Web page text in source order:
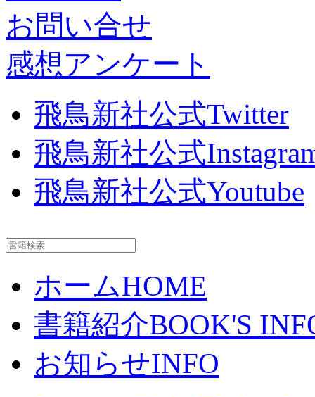
お問い合せ
感想アンケート
飛鳥新社公式Twitter
飛鳥新社公式
飛鳥新社公式Youtube
ホームHOME
書籍紹介BOOK'S
お知らせINFO